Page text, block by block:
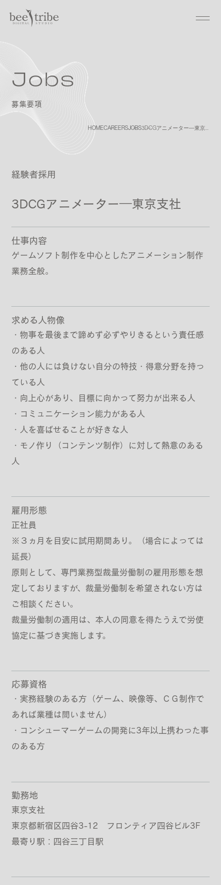
募集要項
Jobs
HOMECAREERSJOBS
経験者採用
3DCGアニメーター―東京支社
仕事内容
ゲームソフト制作を中心としたアニメーション制作
業務全般。
求める人物像
・物事を最後まで諦めず必ずやりきるという責任感
のある人
・他の人には負けない自分の特技・得意分野を持っ
ている人
・向上心があり、目標に向かって努力が出来る人
・コミュニケーション能力がある人
・人を喜ばせることが好きな人
・モノ作り（コンテンツ制作）に対して熱意のある
人
雇用形態
正社員
※３ヵ月を目安に試用期間あり。（場合によっては
延長）
原則として、専門業務型裁量労働制の雇用形態を想
定しておりますが、裁量労働制を希望されない方は
ご相談ください。
裁量労働制の適用は、本人の同意を得たうえで労使
協定に基づき実施します。
応募資格
・実務経験のある方（ゲーム、映像等、ＣＧ制作で
あれば業種は問いません）
・コンシューマーゲームの開発に3年以上携わった事
のある方
勤務地
東京支社
東京都新宿区四谷3-12 フロンティア四谷ビル3F
最寄り駅：四谷三丁目駅